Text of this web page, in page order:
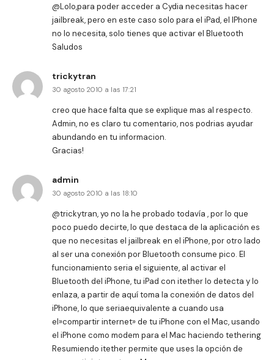
@Lolo,para poder acceder a Cydia necesitas hacer
jailbreak, pero en este caso solo para el iPad, el IPhone
no lo necesita, solo tienes que activar el Bluetooth
Saludos
trickytran
30 agosto 2010 a las 17:21
creo que hace falta que se explique mas al respecto.
Admin, no es claro tu comentario, nos podrias ayudar
abundando en tu informacion.
Gracias!
admin
30 agosto 2010 a las 18:10
@trickytran, yo no la he probado todavía , por lo que
poco puedo decirte, lo que destaca de la aplicación es
que no necesitas el jailbreak en el iPhone, por otro lado
al ser una conexión por Bluetooth consume pico. El
funcionamiento seria el siguiente, al activar el
Bluetooth del iPhone, tu iPad con itether lo detecta y lo
enlaza, a partir de aquí toma la conexión de datos del
iPhone, lo que seriaequivalente a cuando usa
el»compartir internet» de tu iPhone con el Mac, usando
el iPhone como modem para el Mac haciendo tethering
Resumiendo itether permite que uses la opción de